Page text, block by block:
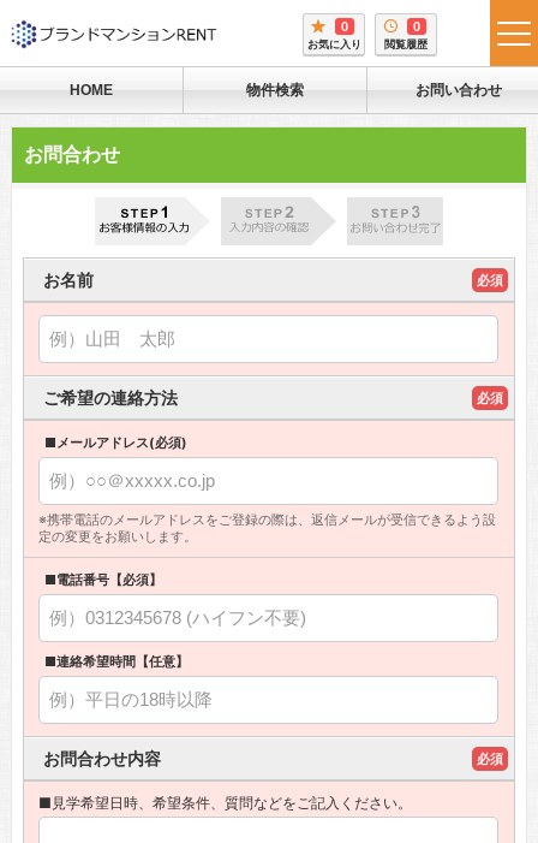
0
お気に入り
0
閲覧履歴
HOME 物件検索 お問い合わせ
お問合わせ
お名前 必須
ご希望の連絡方法 必須
■メールアドレス(必須)
※携帯電話のメールアドレスをご登録の際は、返信メールが受信できるよう設
定の変更をお願いします。
■電話番号【必須】
■連絡希望時間【任意】
お問合わせ内容 必須
■見学希望日時、希望条件、質問などをご記入ください。